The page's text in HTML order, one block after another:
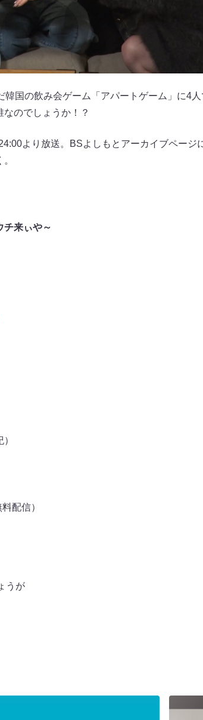
国の飲み会ゲーム「アパートゲーム」に4人
のでしょうか！？
より放送。BSよしもとアーカイブページ
来ぃや～
配信）
うが